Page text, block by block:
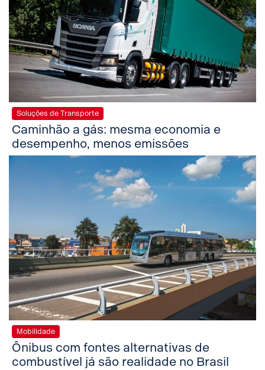
Soluções de Transporte
Caminhão a gás: mesma economia e
desempenho, menos emissões
Mobilidade
Ônibus com fontes alternativas de
combustível já são realidade no Brasil